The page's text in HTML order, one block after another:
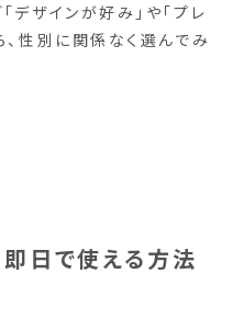
ザインが好み」や「プレ
性別に関係なく選んでみ
日で使える方法